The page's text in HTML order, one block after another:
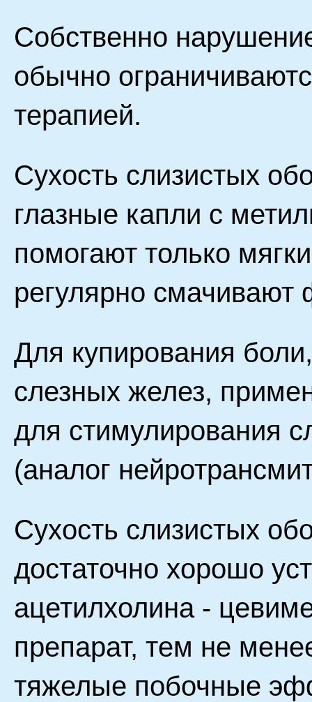
Собственно
обычно
терапией.
Сухость слизистых
глазные капли с
помогают только
регулярно смачивают
Для купирования
слезных желез,
для стимулирования
(аналог
Сухость слизистых
достаточно хорошо
ацетилхолина -
препарат, тем не
тяжелые побочные